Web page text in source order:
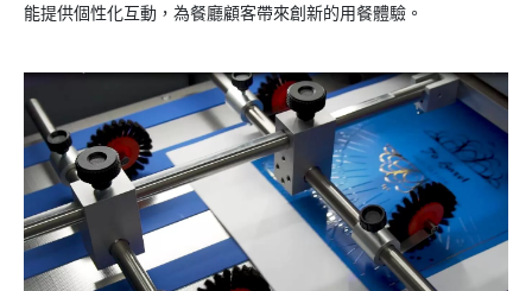
能提供個性化互動，為餐廳顧客帶來創新的用餐體驗。